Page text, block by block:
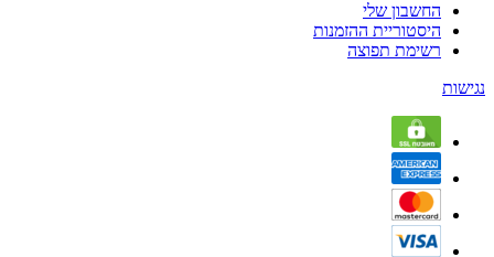
החשבון שלי
היסטוריית ההזמנות
רשימת תפוצה
נגישות